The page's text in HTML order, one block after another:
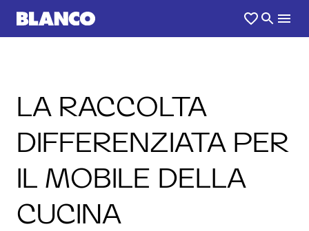
LA RACCOLTA
DIFFERENZIATA PER
IL MOBILE DELLA
CUCINA